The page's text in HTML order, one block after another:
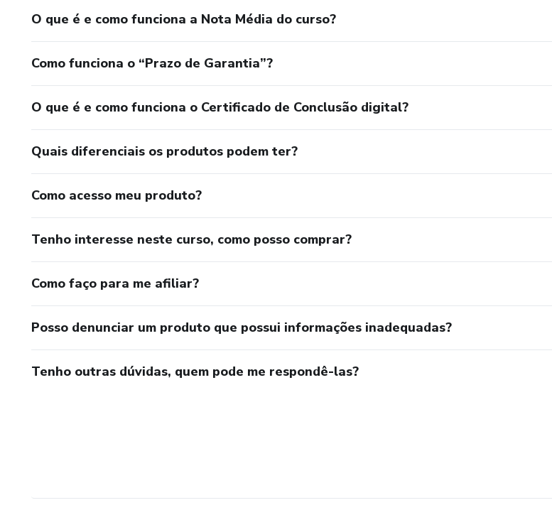
O que é e como funciona a Nota Média do curso?
Como funciona o “Prazo de Garantia”?
O que é e como funciona o Certificado de Conclusão digital?
Quais diferenciais os produtos podem ter?
Como acesso meu produto?
Tenho interesse neste curso, como posso comprar?
Como faço para me afiliar?
Posso denunciar um produto que possui informações inadequadas?
Tenho outras dúvidas, quem pode me respondê-las?